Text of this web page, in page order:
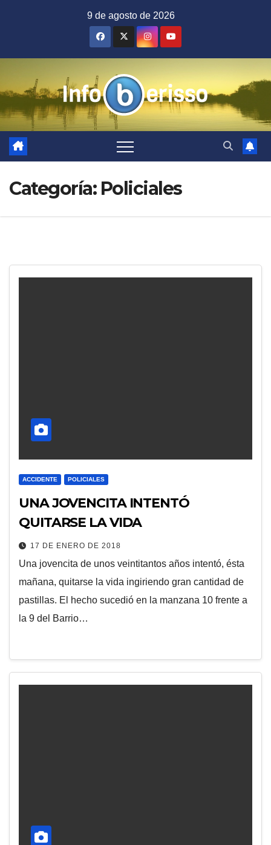
9 de agosto de 2026
Categoría: Policiales
ACCIDENTE POLICIALES
UNA JOVENCITA INTENTÓ
QUITARSE LA VIDA
17 DE ENERO DE 2018
Una jovencita de unos veintitantos años intentó, ésta
mañana, quitarse la vida ingiriendo gran cantidad de
pastillas. El hecho sucedió en la manzana 10 frente a
la 9 del Barrio…